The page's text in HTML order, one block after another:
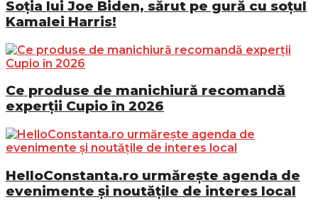
Soția lui Joe Biden, sărut pe gură cu soțul
Kamalei Harris!
Ce produse de manichiură recomandă
experții Cupio în 2026
HelloConstanta.ro urmărește agenda de
evenimente și noutățile de interes local